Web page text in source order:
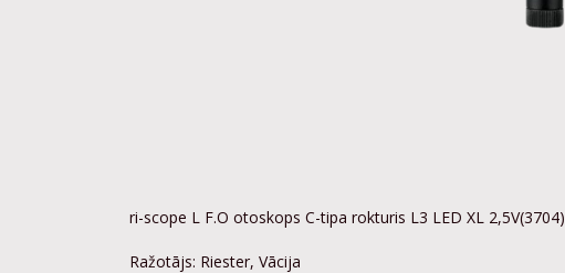
ri-scope L F.O otoskops C-tipa rokturis L3 LED XL 2,5V(3704)
Ražotājs: Riester, Vācija